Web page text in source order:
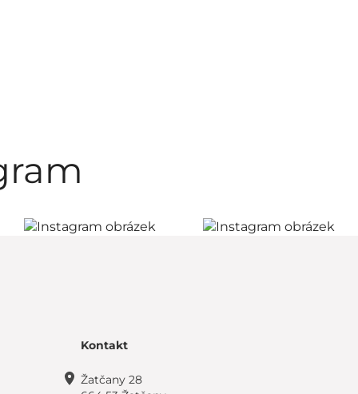
Kontakt
Žatčany 28